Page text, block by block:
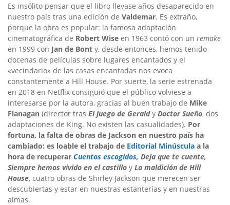
Es insólito pensar que el libro llevase años desaparecido en
nuestro país tras una edición de Valdemar. Es extraño,
porque la obra es popular: la famosa adaptación
cinematográfica de Robert Wise en 1963 contó con un remake
en 1999 con Jan de Bont y, desde entonces, hemos tenido
docenas de películas sobre lugares encantados y el
«vecindario» de las casas encantadas nos evoca
constantemente a Hill House. Por suerte, la serie estrenada
en 2018 en Netflix consiguió que el público volviese a
interesarse por la autora, gracias al buen trabajo de Mike
Flanagan (director tras El juego de Geraldy Doctor Sueño, dos
adaptaciones de King. No existen las casualidades). Por
fortuna, la falta de obras de Jackson en nuestro país ha
cambiado: es loable el trabajo de Editorial Minúscula a la
hora de recuperar Cuentos escogidos, Deja que te cuente,
Siempre hemos vivido en el castillo y La maldición de Hill
House, cuatro obras de Shirley Jackson que merecen ser
descubiertas y estar en nuestras estanterías y en nuestras
almas.